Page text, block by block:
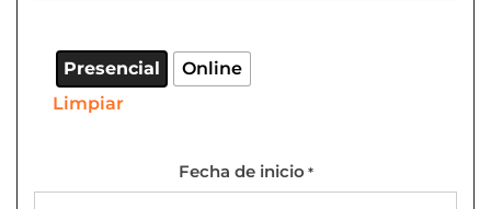
Presencial Online
Limpiar
Fecha de inicio *
español
Intensivo
20